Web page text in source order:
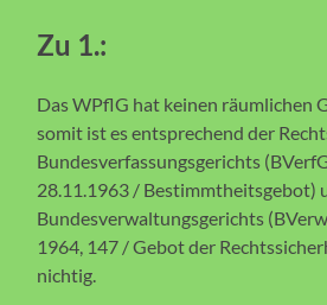
Zu 1.:
Das WPflG hat keinen räumlichen
somit ist es entsprechend der
Bundesverfassungsgerichts
28.11.1963 / Bestimmtheitsgebot)
Bundesverwaltungsgerichts
1964, 147 / Gebot der
nichtig.